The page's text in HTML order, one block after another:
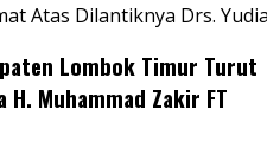
Atas Dilantiknya Drs.
Lombok Timur Turut
Muhammad Zakir FT